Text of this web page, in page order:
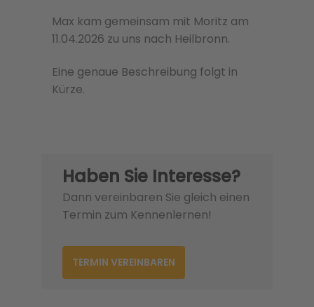
Max kam gemeinsam mit Moritz am
11.04.2026 zu uns nach Heilbronn.
Eine genaue Beschreibung folgt in
Kürze.
Haben Sie Interesse?
Dann vereinbaren Sie gleich einen
Termin zum Kennenlernen!
TERMIN VEREINBAREN